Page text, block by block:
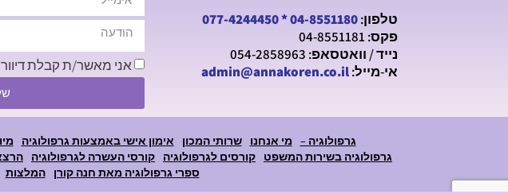
טלפון:04-8551180
*
077-4244450
פקס: 04-8551181
נייד / וואטסאפ: 054-2858963
אי-מייל:admin@annakoren.co.il אני מאשר/ת קבלת
גרפולוגיה – מי אנחנו שרותי המכון אימון אישי באמצעות גרפולוגיה
גרפולוגיה בשירות המשפט
קורסים לגרפולוגיה קורסי העשרה לגרפולוגיה
ספרי גרפולוגיה מאת חנה קורן
המלצות